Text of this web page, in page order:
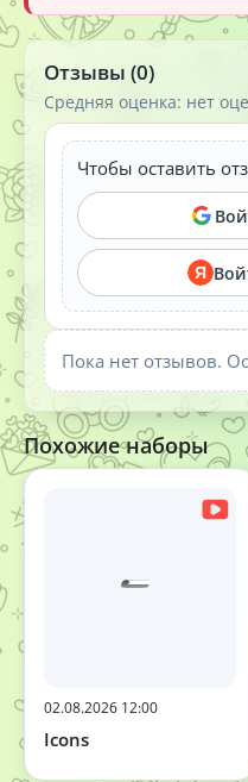
Отзывы (0)
Средняя оценка: нет
Чтобы оставить
Я
Пока нет отзывов.
Похожие наборы
02.08.2026 12:00
Icons